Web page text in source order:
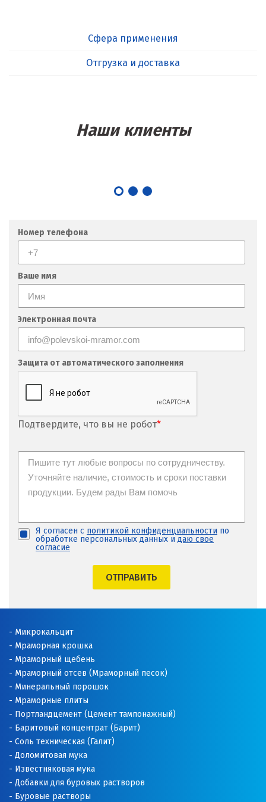
Сфера применения
Отгрузка и доставка
Наши клиенты
Номер телефона
Ваше имя
Электронная почта
Защита от автоматического заполнения
Подтвердите, что вы не робот*
Я согласен с политикой конфиденциальности по
обработке персональных данных и даю свое
согласие
ОТПРАВИТЬ
Микрокальцит
Мраморная крошка
Мраморный щебень
Мраморный отсев (Мраморный песок)
Минеральный порошок
Мраморные плиты
Портландцемент (Цемент тампонажный)
Баритовый концентрат (Барит)
Соль техническая (Галит)
Доломитовая мука
Известняковая мука
Добавки для буровых растворов
Буровые растворы